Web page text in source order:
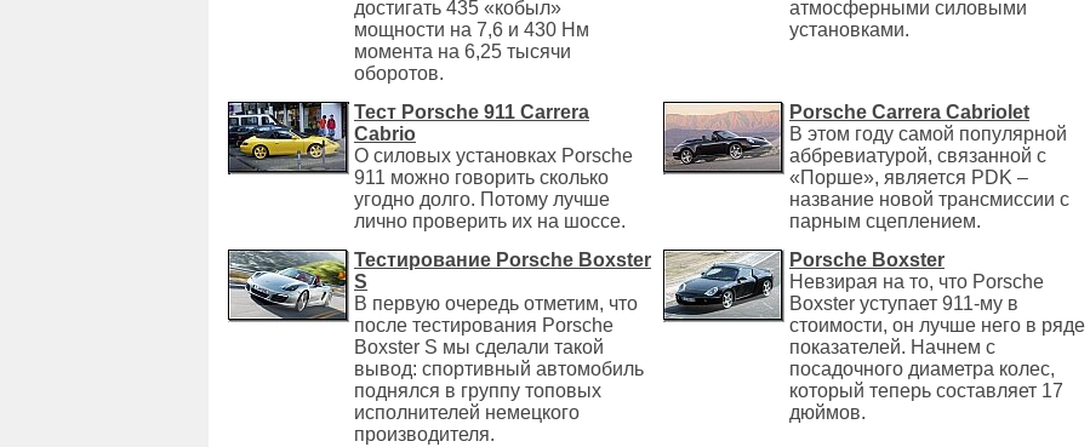
достигать 435 «кобыл»
мощности на 7,6 и 430 Нм
момента на 6,25 тысячи
оборотов.
атмосферными силовыми
установками.
Тест Porsche 911 Carrera
Cabrio
О силовых установках Porsche
911 можно говорить сколько
угодно долго. Потому лучше
лично проверить их на шоссе.
Porsche Carrera Cabriolet
В этом году самой популярной
аббревиатурой, связанной с
«Порше», является PDK –
название новой трансмиссии с
парным сцеплением.
Тестирование Porsche Boxster
S
В первую очередь отметим, что
после тестирования Porsche
Boxster S мы сделали такой
вывод: спортивный автомобиль
поднялся в группу топовых
исполнителей немецкого
производителя.
Porsche Boxster
Невзирая на то, что Porsche
Boxster уступает 911-му в
стоимости, он лучше него в ряде
показателей. Начнем с
посадочного диаметра колес,
который теперь составляет 17
дюймов.